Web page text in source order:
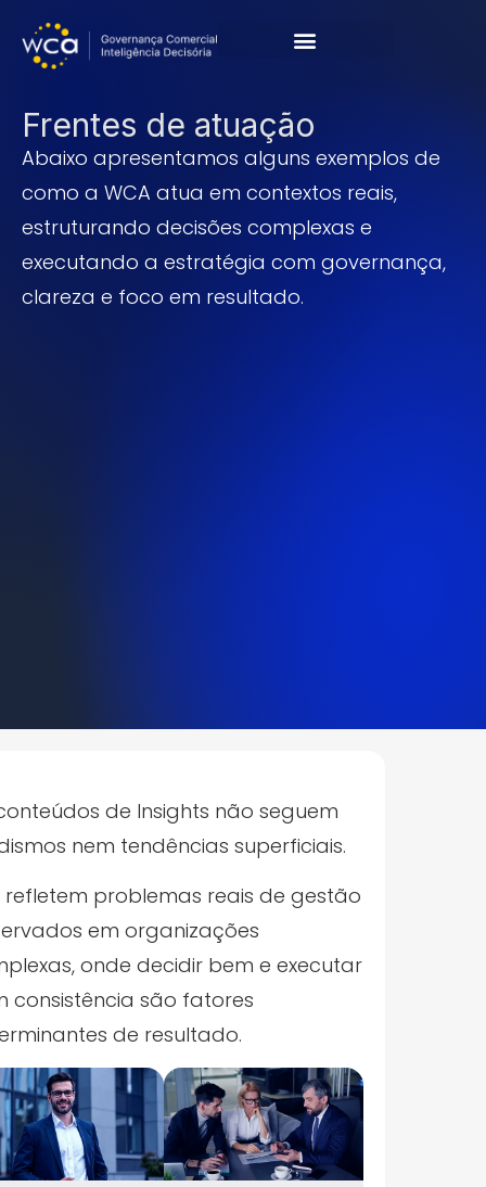
Frentes de atuação
Abaixo apresentamos alguns exemplos de
como a WCA atua em contextos reais,
estruturando decisões complexas e
executando a estratégia com governança,
clareza e foco em resultado.
de Insights não seguem
nem tendências superficiais.
refletem problemas reais de gestão
em organizações
onde decidir bem e executar
consistência são fatores
de resultado.